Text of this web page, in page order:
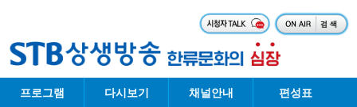
프로그램 다시보기 채널안내 편성표